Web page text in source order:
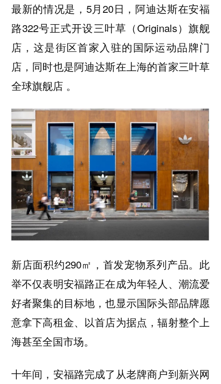
最新的情况是，5月20日，阿迪达斯在安福
路322号正式开设三叶草（Originals）旗舰
店，这是街区首家入驻的国际运动品牌门
店，同时也是阿迪达斯在上海的首家三叶草
全球旗舰店 。
新店面积约290㎡，首发宠物系列产品。此
举不仅表明安福路正在成为年轻人、潮流爱
好者聚集的目标地，也显示国际头部品牌愿
意拿下高租金、以首店为据点，辐射整个上
海甚至全国市场。
十年间，安福路完成了 从老牌商户到新兴网